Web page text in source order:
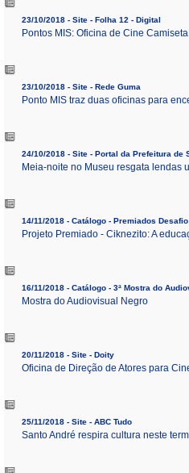
23/10/2018 - Site - Folha 12 - Digital
Pontos MIS: Oficina de Cine Camiseta
23/10/2018 - Site - Rede Guma
Ponto MIS traz duas oficinas para
24/10/2018 - Site - Portal da Prefeitura de
Meia-noite no Museu resgata lendas
14/11/2018 - Catálogo - Premiados
Projeto Premiado - Ciknezito: A
16/11/2018 - Catálogo - 3ª Mostra do
Mostra do Audiovisual Negro
20/11/2018 - Site - Doity
Oficina de Direção de Atores para
25/11/2018 - Site - ABC Tudo
Santo André respira cultura neste